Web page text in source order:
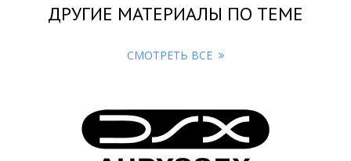
ДРУГИЕ МАТЕРИАЛЫ ПО ТЕМЕ
СМОТРЕТЬ ВСЕ